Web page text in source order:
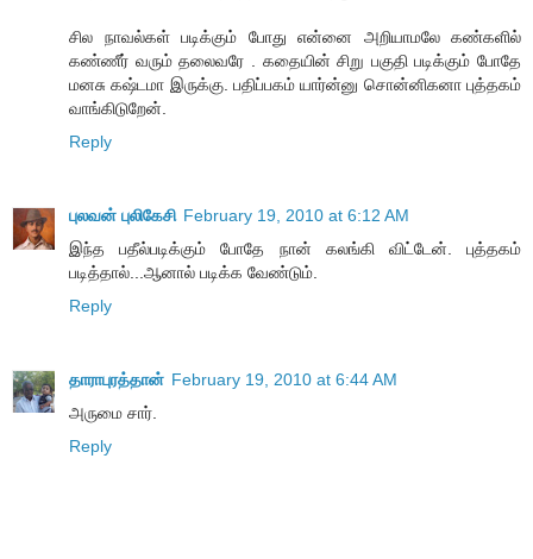
சில நாவல்கள் படிக்கும் போது என்னை அறியாமலே கண்களில்
கண்ணீர் வரும் தலைவரே . கதையின் சிறு பகுதி படிக்கும் போதே
மனசு கஷ்டமா இருக்கு. பதிப்பகம் யார்ன்னு சொன்னிகனா புத்தகம்
வாங்கிடுறேன்.
Reply
புலவன் புலிகேசி February 19, 2010 at 6:12 AM
இந்த பதீல்படிக்கும் போதே நான் கலங்கி விட்டேன். புத்தகம்
படித்தால்...ஆனால் படிக்க வேண்டும்.
Reply
தாராபுரத்தான் February 19, 2010 at 6:44 AM
அருமை சார்.
Reply